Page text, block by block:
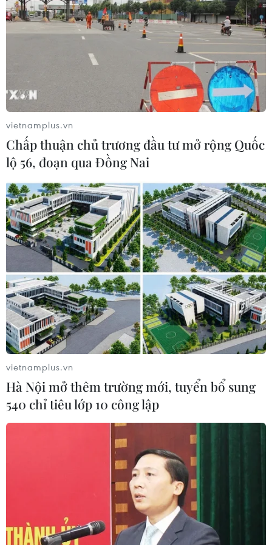
tượng làm giả các giấy tờ, nhập khẩu trái phép phế
Phải xử phạt hình sự với hành vi làm giả
hồ sơ trục lợi bảo hiểm
25/12/2018 06:52
Một số hành vi làm giả hồ sơ, giấy tờ để trục lợi chế độ
bảo hiểm xã hội, bảo hiểm thất nghiệp cần bị xử lý hình
sự chứ không xử phạt vi phạm hành chính.
vietnamplus.vn
Chấp thuận chủ trương đầu tư mở rộng Quốc
lộ 56, đoạn qua Đồng Nai
vietnamplus.vn
Hà Nội mở thêm trường mới, tuyển bổ sung
540 chỉ tiêu lớp 10 công lập